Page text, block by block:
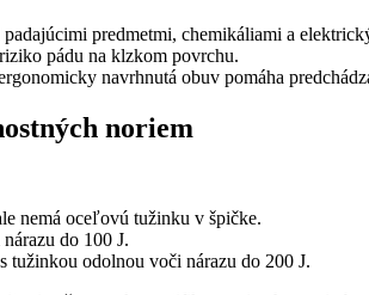
predmetmi, chemikáliami a
pádu na klzkom povrchu.
navrhnutá obuv pomáha
noriem
nemá oceľovú tužinku v špičke.
do 100 J.
tužinkou odolnou voči nárazu do 200 J.